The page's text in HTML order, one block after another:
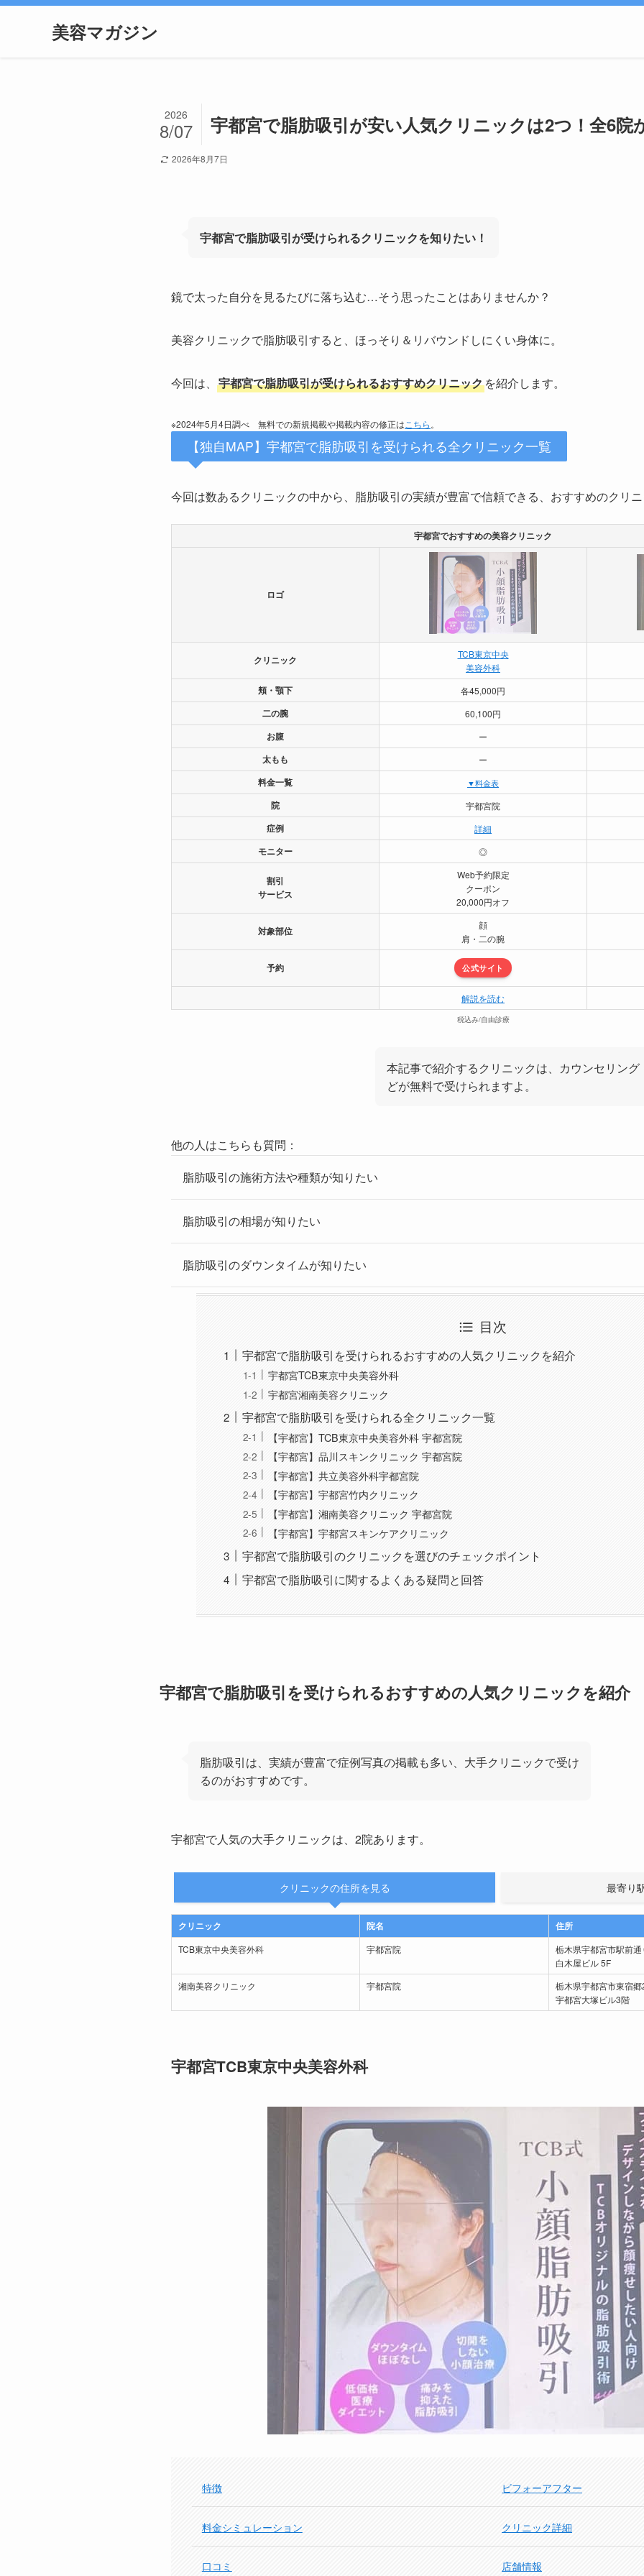
美容マガジン
宇都宮で脂肪吸引が安い人気クリニックは2つ！全6院
2026
8/07
2026年8月7日
宇都宮で脂肪吸引が受けられるクリニックを知りたい！
鏡で太った自分を見るたびに落ち込む…そう思ったことはありませんか？
美容クリニックで脂肪吸引すると、ほっそり＆リバウンドしにくい身体に。
今回は、 宇都宮で脂肪吸引が受けられるおすすめクリニックを紹介します。
※2024年5月4日調べ 無料での新規掲載や掲載内容の修正は こちら 。
【独自MAP】宇都宮で脂肪吸引を受けられる全クリニック一覧
今回は数あるクリニックの中から、脂肪吸引の実績が豊富で信頼できる、おすすめのクリニ
宇都宮でおすすめの美容クリニック
ロゴ
クリニック
TCB東京中央
美容外科
頬・顎下 各45,000円
二の腕 60,100円
お腹 ー
太もも ー
料金一覧 ▼料金表
院 宇都宮院
症例 詳細
モニター ◎
割引
サービス
Web予約限定
クーポン
20,000円オフ
対象部位
顔
肩・二の腕
予約 公式サイト
解説を読む
税込み/自由診療
本記事で紹介するクリニックは、カウンセリン
どが無料で受けられますよ。
他の人はこちらも質問：
脂肪吸引の施術方法や種類が知りたい
脂肪吸引の相場が知りたい
脂肪吸引のダウンタイムが知りたい
目次
宇都宮で脂肪吸引を受けられるおすすめの人気クリニックを紹介
宇都宮TCB東京中央美容外科
宇都宮湘南美容クリニック
宇都宮で脂肪吸引を受けられる全クリニック一覧
【宇都宮】TCB東京中央美容外科 宇都宮院
【宇都宮】品川スキンクリニック 宇都宮院
【宇都宮】共立美容外科宇都宮院
【宇都宮】宇都宮竹内クリニック
【宇都宮】湘南美容クリニック 宇都宮院
【宇都宮】宇都宮スキンケアクリニック
宇都宮で脂肪吸引のクリニックを選びのチェックポイント
宇都宮で脂肪吸引に関するよくある疑問と回答
宇都宮で脂肪吸引を受けられるおすすめの人気クリニックを紹介
脂肪吸引は、実績が豊富で症例写真の掲載も多い、大手クリニックで受け
るのがおすすめです。
宇都宮で人気の大手クリニックは、2院あります。
クリニックの住所を見る 最寄り
クリニック 院名 住所
TCB東京中央美容外科 宇都宮院
栃木県宇都宮市駅前
白木屋ビル 5F
湘南美容クリニック
宇都宮院
栃木県宇都宮市東宿
宇都宮大塚ビル3階
宇都宮TCB東京中央美容外科
特徴 ビフォーアフター
料金シミュレーション クリニック詳細
口コミ 店舗情報